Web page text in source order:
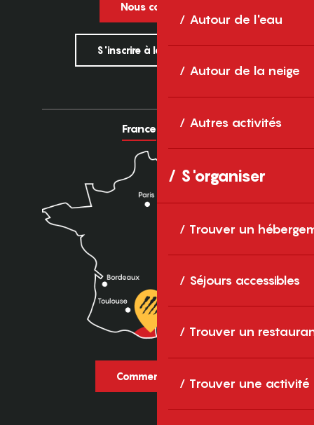
Autour de l'eau
Autour de la neige
Autres activités
S'organiser
Trouver un
Séjours accessibles
Trouver un
Trouver une activité
Nous contacter
S'inscrire à la newsletter
France Europe
Comment venir ?